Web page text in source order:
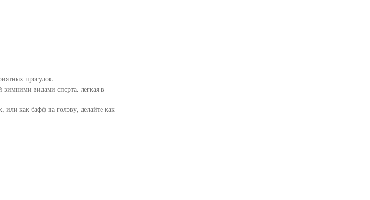
прогулок.
зимними видами спорта, легкая в
как бафф на голову, делайте как